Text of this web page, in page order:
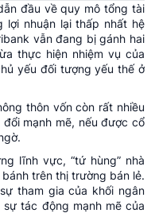
đầu về quy mô tổng tài
lợi nhuận lại thấp nhất hệ
vẫn đang bị gánh hai
thực hiện nhiệm vụ của
yếu đối tượng yếu thế ở
thôn vốn còn rất nhiều
mạnh mẽ, nếu được cổ
lĩnh vực, “tứ hùng” nhà
trên thị trường bán lẻ.
tham gia của khối ngân
tác động mạnh mẽ của